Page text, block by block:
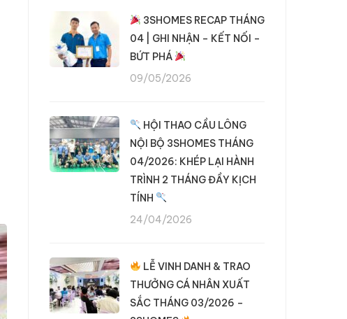
3SHOMES RECAP THÁNG
04 | GHI NHẬN – KẾT NỐI –
BỨT PHÁ
09/05/2026
HỘI THAO CẦU LÔNG
NỘI BỘ 3SHOMES THÁNG
04/2026: KHÉP LẠI HÀNH
TRÌNH 2 THÁNG ĐẦY KỊCH
TÍNH
24/04/2026
LỄ VINH DANH & TRAO
THƯỞNG CÁ NHÂN XUẤT
SẮC THÁNG 03/2026 –